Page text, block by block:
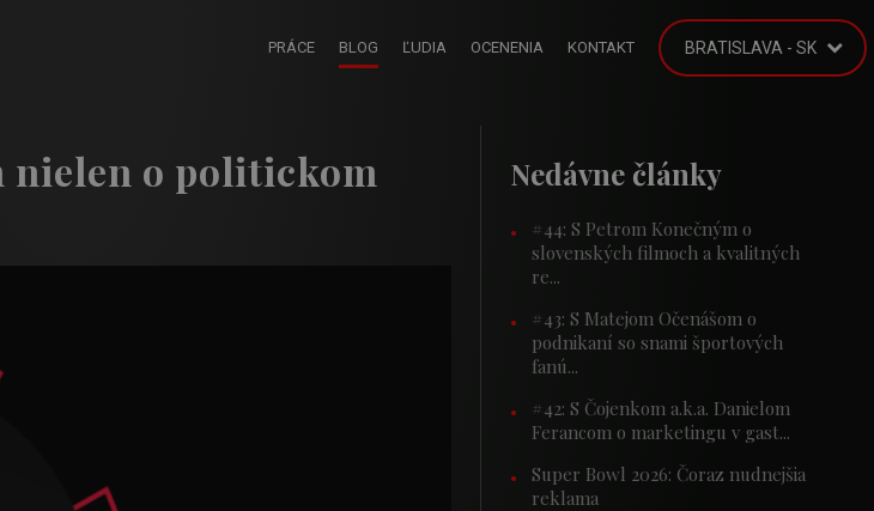
PRÁCE BLOG ĽUDIA OCENENIA KONTAKT BRATISLAVA - SK
nielen o politickom
Nedávne články
#44: S Petrom Konečným o
slovenských filmoch a kvalitných
re...
#43: S Matejom Očenášom o
podnikaní so snami športových
fanú...
#42: S Čojenkom a.k.a. Danielom
Ferancom o marketingu v gast...
Super Bowl 2026: Čoraz nudnejšia
reklama